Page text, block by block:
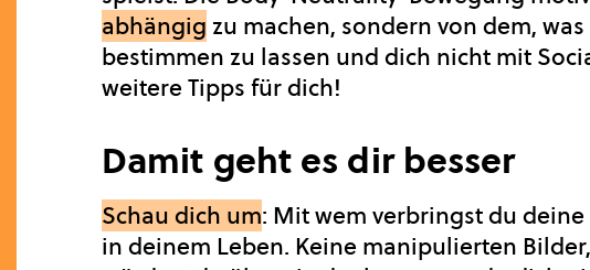
abhängig zu machen, sondern von dem,
bestimmen zu lassen und dich nicht mit
weitere Tipps für dich!
Damit geht es dir besser
Schau dich um: Mit wem verbringst du
in deinem Leben. Keine manipulierten